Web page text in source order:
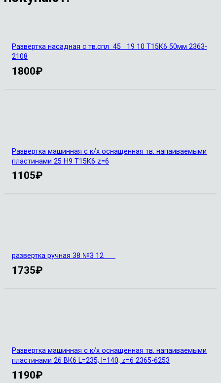
Развертка насадная с тв.спл 45 19 10 Т15К6 50мм 2363-
2108
1800₽
Развертка машинная с к/х оснащенная тв. напаиваемыми
пластинами 25 Н9 Т15К6 z=6
1105₽
развертка ручная 38 №3 12
1735₽
Развертка машинная с к/х оснащенная тв. напаиваемыми
пластинами 26 ВК6 L=235; l=140; z=6 2365-6253
1190₽